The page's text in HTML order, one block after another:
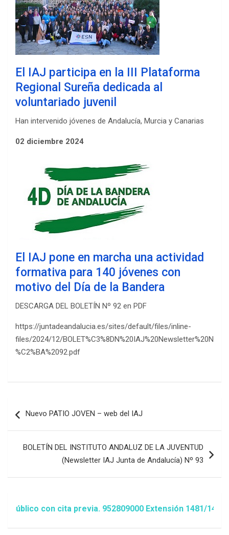
El IAJ participa en la III Plataforma
Regional Sureña dedicada al
voluntariado juvenil
Han intervenido jóvenes de Andalucía, Murcia y Canarias
02 diciembre 2024
El IAJ pone en marcha una actividad
formativa para 140 jóvenes con
motivo del Día de la Bandera
DESCARGA DEL BOLETÍN Nº 92 en PDF
https://juntadeandalucia.es/sites/default/files/inline-
files/2024/12/BOLET%C3%8DN%20IAJ%20Newsletter%20N
%C2%BA%2092.pdf
de
Nuevo PATIO JOVEN – web del IAJ
BOLETÍN DEL INSTITUTO ANDALUZ DE LA JUVENTUD
(Newsletter IAJ Junta de Andalucía) Nº 93
previa. 952809000 Extensión 1481/1486 ó